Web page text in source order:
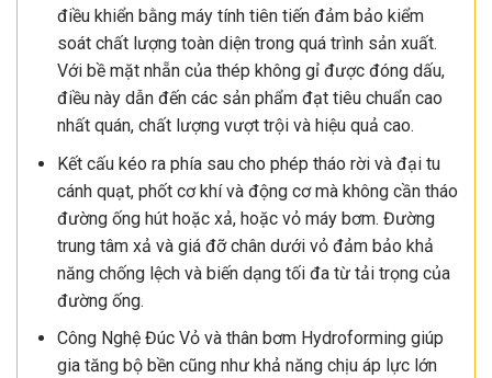
điều khiển bằng máy tính tiên tiến đảm bảo kiểm
soát chất lượng toàn diện trong quá trình sản xuất.
Với bề mặt nhẵn của thép không gỉ được đóng dấu,
điều này dẫn đến các sản phẩm đạt tiêu chuẩn cao
nhất quán, chất lượng vượt trội và hiệu quả cao.
Kết cấu kéo ra phía sau cho phép tháo rời và đại tu
cánh quạt, phốt cơ khí và động cơ mà không cần tháo
đường ống hút hoặc xả, hoặc vỏ máy bơm. Đường
trung tâm xả và giá đỡ chân dưới vỏ đảm bảo khả
năng chống lệch và biến dạng tối đa từ tải trọng của
đường ống.
Công Nghệ Đúc Vỏ và thân bơm Hydroforming giúp
gia tăng bộ bền cũng như khả năng chịu áp lực lớn